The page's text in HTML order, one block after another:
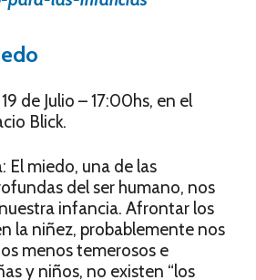
de Julio – 17:00hs, en el
Blick.
El miedo, una de las
del ser humano, nos
infancia. Afrontar los
la niñez, probablemente nos
menos temerosos e
y niños, no existen “los